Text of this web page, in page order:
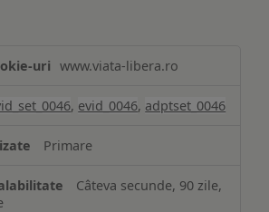
www.viata-libera.ro
, evid_0046, adptset_0046
Primare
Câteva secunde, 90 zile,